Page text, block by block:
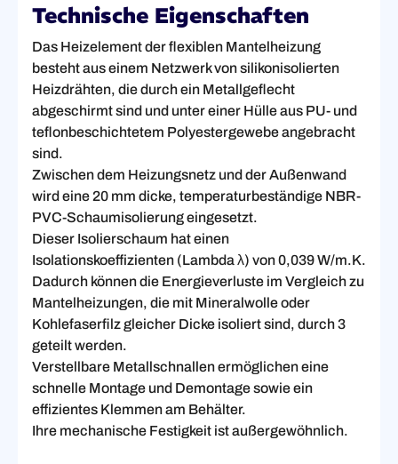
Technische Eigenschaften
Das Heizelement der flexiblen Mantelheizung
besteht aus einem Netzwerk von silikonisolierten
Heizdrähten, die durch ein Metallgeflecht
abgeschirmt sind und unter einer Hülle aus PU- und
teflonbeschichtetem Polyestergewebe angebracht
sind.
Zwischen dem Heizungsnetz und der Außenwand
wird eine 20 mm dicke, temperaturbeständige NBR-
PVC-Schaumisolierung eingesetzt.
Dieser Isolierschaum hat einen
Isolationskoeffizienten (Lambda λ) von 0,039 W/m.K.
Dadurch können die Energieverluste im Vergleich zu
Mantelheizungen, die mit Mineralwolle oder
Kohlefaserfilz gleicher Dicke isoliert sind, durch 3
geteilt werden.
Verstellbare Metallschnallen ermöglichen eine
schnelle Montage und Demontage sowie ein
effizientes Klemmen am Behälter.
Ihre mechanische Festigkeit ist außergewöhnlich.